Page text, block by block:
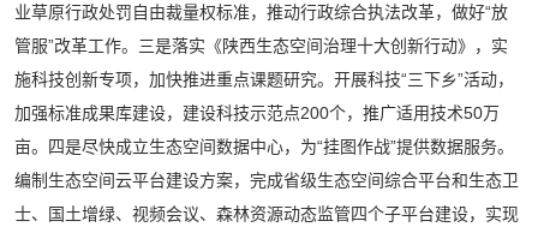
业草原行政处罚自由裁量权标准，推动行政综合执法改革，做好“放
管服”改革工作。三是落实《陕西生态空间治理十大创新行动》，实
施科技创新专项，加快推进重点课题研究。开展科技“三下乡”活动，
加强标准成果库建设，建设科技示范点200个，推广适用技术50万
亩。四是尽快成立生态空间数据中心，为“挂图作战”提供数据服务。
编制生态空间云平台建设方案，完成省级生态空间综合平台和生态卫
士、国土增绿、视频会议、森林资源动态监管四个子平台建设，实现